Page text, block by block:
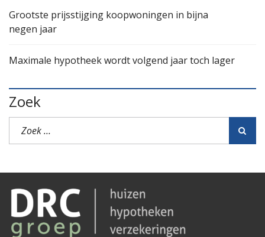
Grootste prijsstijging koopwoningen in bijna
negen jaar
Maximale hypotheek wordt volgend jaar toch lager
Zoek